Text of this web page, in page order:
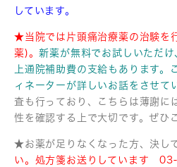
しています。
★当院では片頭痛治療薬の治験を
薬)。新薬が無料でお試しいただ
上通院補助費の支給もあります。
ィネーターが詳しいお話をさせて
査も行っており、こちらは薄謝に
性を確認する上で大切です。ぜひ
★お薬が足りなくなった方、決し
い。処方箋お送りしています